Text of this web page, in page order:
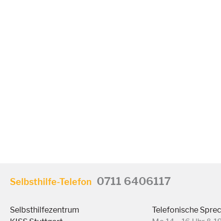
Selbsthilfe-Telefon 0711 6406117
Selbsthilfezentrum
Telefonische